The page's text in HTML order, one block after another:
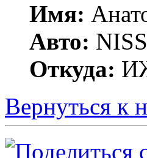
Имя:
Авто:
Откуда:
Вернуться к